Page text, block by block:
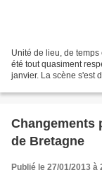
Unité de lieu, de
été tout quasiment
janvier. La scène s'est
Changements
de Bretagne
Publié le 27/01/2013 à